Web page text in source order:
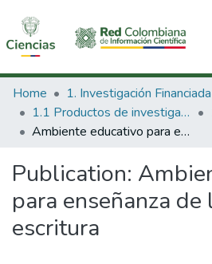
Communities & Collections
All of DSpace
Home
1.1 Productos de investigación
Ambiente educativo para enseñanza de lecto-escritura
Publication:
para enseñanza de
escritura